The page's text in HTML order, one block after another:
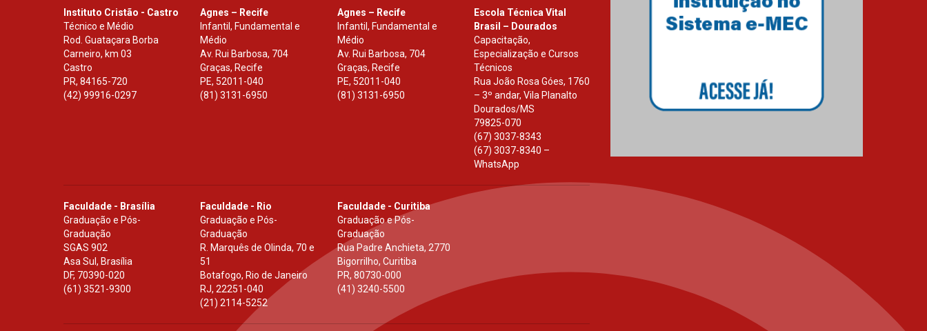
Instituto Cristão - Castro
Técnico e Médio
Rod. Guataçara Borba
Carneiro, km 03
Castro
PR, 84165-720
(42) 99916-0297
Agnes – Recife
Infantil, Fundamental e
Médio
Av. Rui Barbosa, 704
Graças, Recife
PE, 52011-040
(81) 3131-6950
Agnes – Recife
Infantil, Fundamental e
Médio
Av. Rui Barbosa, 704
Graças, Recife
PE, 52011-040
(81) 3131-6950
Escola Técnica Vital
Brasil – Dourados
Capacitação,
Especialização e Cursos
Técnicos
Rua João Rosa Góes, 1760
– 3º andar, Vila Planalto
Dourados/MS
79825-070
(67) 3037-8343
(67) 3037-8340 –
WhatsApp
Faculdade - Brasília
Graduação e Pós-
Graduação
SGAS 902
Asa Sul, Brasília
DF, 70390-020
(61) 3521-9300
Faculdade - Rio
Graduação e Pós-
Graduação
R. Marquês de Olinda, 70 e
51
Botafogo, Rio de Janeiro
RJ,22251-040
(21) 2114-5252
Faculdade - Curitiba
Graduação e Pós-
Graduação
Rua Padre Anchieta, 2770
Bigorrilho, Curitiba
PR, 80730-000
(41) 3240-5500